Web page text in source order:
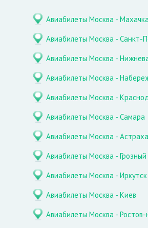
Авиабилеты Москва -
Авиабилеты Москва - Санкт-
Авиабилеты Москва -
Авиабилеты Москва -
Авиабилеты Москва -
Авиабилеты Москва - Самара
Авиабилеты Москва -
Авиабилеты Москва - Грозный
Авиабилеты Москва - Иркутск
Авиабилеты Москва - Киев
Авиабилеты Москва -